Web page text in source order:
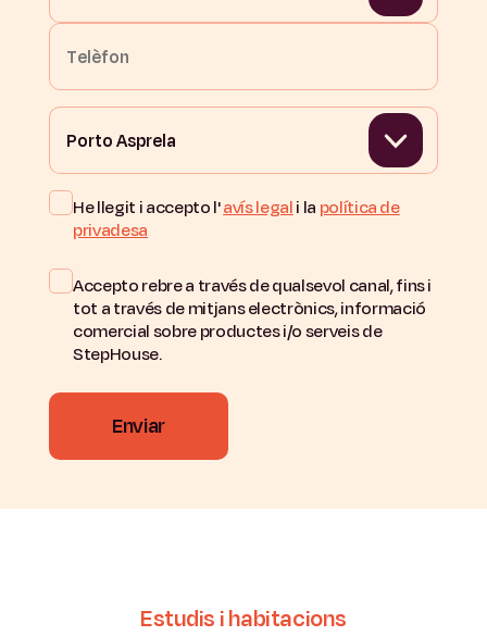
He llegit i accepto l'avís legali la política de
privadesa
Accepto rebre a través de qualsevol canal, fins i
tot a través de mitjans electrònics, informació
comercial sobre productes i/o serveis de
StepHouse.
Estudis ihabitacions